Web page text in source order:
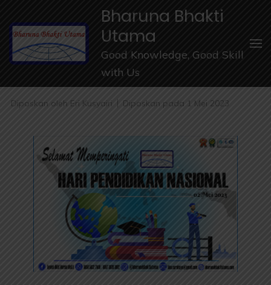
ke
konten
(Tekan
Bharuna Bhakti
Utama
Good Knowledge, Good Skill
with Us
Diposkan oleh Eri Kusyairi Diposkan pada 1 Mei 2023